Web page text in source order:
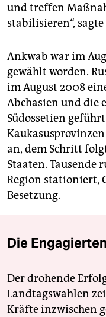
und treffen
stabilisieren“,
Ankwab war im
gewählt worden.
im August 2008
Abchasien und die
Südossetien
an, dem Schritt
Staaten. Tausende
Region stationiert,
Besetzung.
Die
Der drohende
Landtagswahlen
Kräfte inzwischen